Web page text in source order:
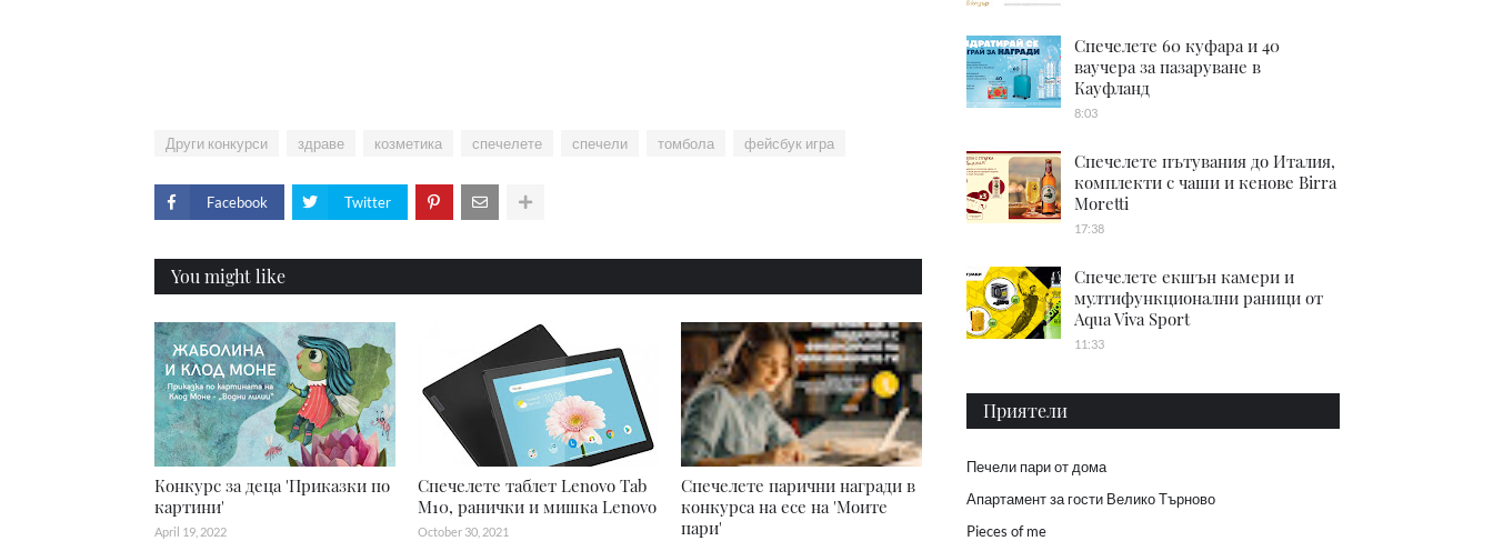
Други конкурси здраве козметика спечелете спечели томбола фейсбук игра
Facebook Twitter
You might like
Конкурс за деца 'Приказки по
картини'
April 19, 2022
Спечелете таблет Lenovo Tab
M10, ранички и мишка Lenovo
October 30, 2021
Спечелете парични награди в
конкурса на есе на 'Моите
пари'
Спечелете 60 куфара и 40
ваучера за пазаруване в
Кауфланд
8:03
Спечелете пътувания до Италия,
комплекти с чаши и кенове Birra
Moretti
17:38
Спечелете екшън камери и
мултифункционални раници от
Aqua Viva Sport
11:33
Приятели
Печели пари от дома
Апартамент за гости Велико Търново
Pieces of me